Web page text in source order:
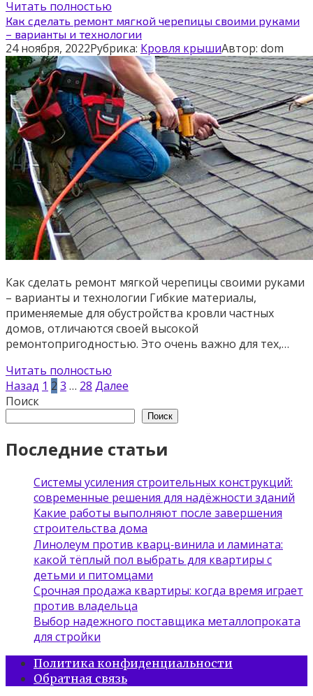
Читать полностью
Как сделать ремонт мягкой черепицы своими руками
– варианты и технологии
24 ноября, 2022Рубрика: Кровля крышиАвтор: dom
Как сделать ремонт мягкой черепицы своими руками
– варианты и технологии Гибкие материалы,
применяемые для обустройства кровли частных
домов, отличаются своей высокой
ремонтопригодностью. Это очень важно для тех,…
Читать полностью
Пагинация
записей
Назад 1 2 3 … 28 Далее
Поиск
Поиск
Последние статьи
Системы усиления строительных конструкций:
современные решения для надёжности зданий
Какие работы выполняют после завершения
строительства дома
Линолеум против кварц‑винила и ламината:
какой тёплый пол выбрать для квартиры с
детьми и питомцами
Срочная продажа квартиры: когда время играет
против владельца
Выбор надежного поставщика металлопроката
для стройки
Политика конфиденциальности
Обратная связь